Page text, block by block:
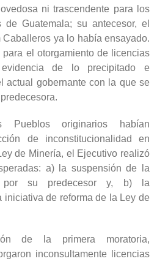
ni trascendente para los
de Guatemala; su antecesor, el
Caballeros ya lo había ensayado.
para el otorgamiento de licencias
de lo precipitado e
actual gobernante con la que se
Pueblos originarios habían
de inconstitucionalidad en
de Minería, el Ejecutivo realizó
a) la suspensión de la
por su predecesor y, b) la
iniciativa de reforma de la Ley de
de la primera moratoria,
inconsultamente licencias